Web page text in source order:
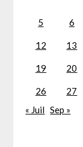
5 6
12 13
19 20
26 27
« Juil Sep »